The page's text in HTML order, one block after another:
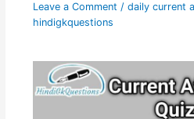
Leave a Comment / daily current
hindigkquestions